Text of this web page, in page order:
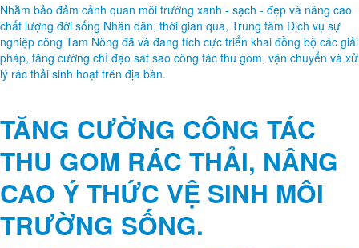
Nhằm bảo đảm cảnh quan môi trường xanh - sạch - đẹp và nâng cao
chất lượng đời sống Nhân dân, thời gian qua, Trung tâm Dịch vụ sự
nghiệp công Tam Nông đã và đang tích cực triển khai đồng bộ các giải
pháp, tăng cường chỉ đạo sát sao công tác thu gom, vận chuyển và xử
lý rác thải sinh hoạt trên địa bàn.
TĂNG CƯỜNG CÔNG TÁC
THU GOM RÁC THẢI, NÂNG
CAO Ý THỨC VỆ SINH MÔI
TRƯỜNG SỐNG.